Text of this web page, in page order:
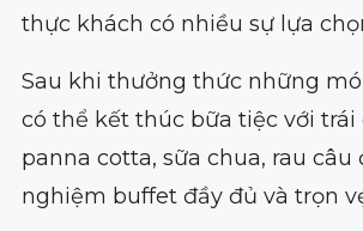
thực khách có nhiều sự lựa
Sau khi thưởng thức những
có thể kết thúc bữa tiệc với trái
panna cotta, sữa chua, rau câu
nghiệm buffet đầy đủ và trọn